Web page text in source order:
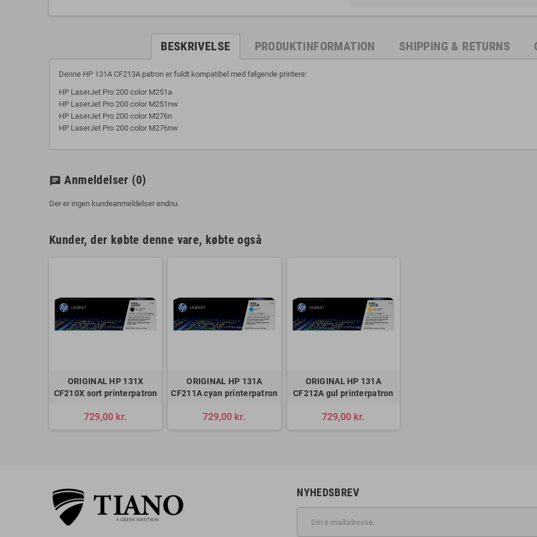
BESKRIVELSE PRODUKTINFORMATION SHIPPING & RETURNS
Denne HP 131A CF213A patron er fuldt kompatibel med følgende printere:
HP LaserJet Pro 200 color M251a
HP LaserJet Pro 200 color M251nw
HP LaserJet Pro 200 color M276n
HP LaserJet Pro 200 color M276nw
chat Anmeldelser (0)
Der er ingen kundeanmeldelser endnu.
Kunder, der købte denne vare, købte også
ORIGINAL HP 131X
CF210X sort printerpatron
729,00 kr.
ORIGINAL HP 131A
CF211A cyan printerpatron
729,00 kr.
ORIGINAL HP 131A
CF212A gul printerpatron
729,00 kr.
NYHEDSBREV